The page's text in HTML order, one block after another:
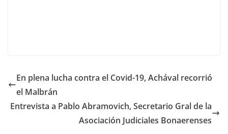
En plena lucha contra el Covid-19, Achával recorrió
el Malbrán
Entrevista a Pablo Abramovich, Secretario Gral de la
Asociación Judiciales Bonaerenses